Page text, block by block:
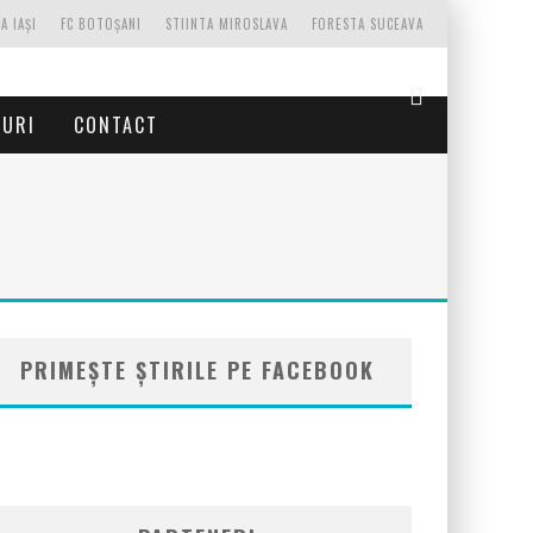
FORESTA SUCEAVA
STIINTA MIROSLAVA
FC BOTOȘANI
IAȘI
CONTACT
PRIMEȘTE ȘTIRILE PE FACEBOOK